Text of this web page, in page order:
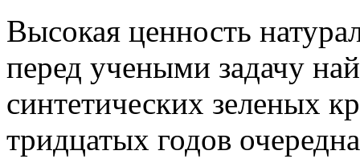
Высокая ценность
перед учеными задачу
синтетических зеленых
тридцатых годов